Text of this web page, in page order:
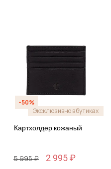
-50%
Эксклюзивно в бутиках
Картхолдер кожаный
5 995 ₽ 2 995 ₽